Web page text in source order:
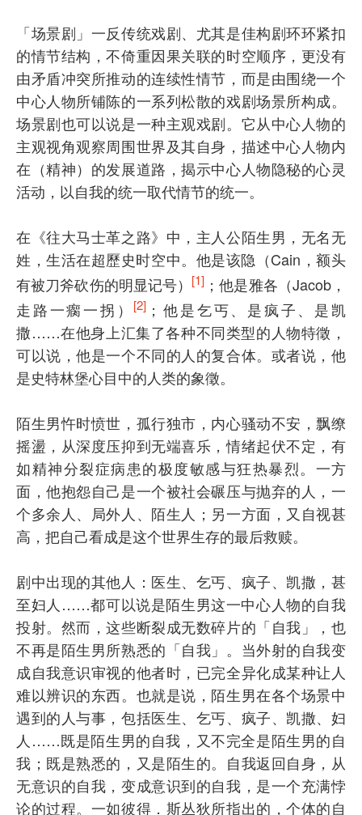
「场景剧」一反传统戏剧、尤其是佳构剧环环紧扣
的情节结构，不倚重因果关联的时空顺序，更没有
由矛盾冲突所推动的连续性情节，而是由围绕一个
中心人物所铺陈的一系列松散的戏剧场景所构成。
场景剧也可以说是一种主观戏剧。它从中心人物的
主观视角观察周围世界及其自身，描述中心人物内
在（精神）的发展道路，揭示中心人物隐秘的心灵
活动，以自我的统一取代情节的统一。
在《往大马士革之路》中，主人公陌生男，无名无
姓，生活在超歷史时空中。他是该隐（Cain，额头
有被刀斧砍伤的明显记号） [1] ；他是雅各（Jacob，
走路一瘸一拐）
[2] ；他是乞丐、是疯子、是凯
撒……在他身上汇集了各种不同类型的人物特徵，
可以说，他是一个不同的人的复合体。或者说，他
是史特林堡心目中的人类的象徵。
陌生男忤时愤世，孤行独市，内心骚动不安，飘缭
摇盪，从深度压抑到无端喜乐，情绪起伏不定，有
如精神分裂症病患的极度敏感与狂热暴烈。一方
面，他抱怨自己是一个被社会碾压与抛弃的人，一
个多余人、局外人、陌生人；另一方面，又自视甚
高，把自己看成是这个世界生存的最后救赎。
剧中出现的其他人：医生、乞丐、疯子、凯撒，甚
至妇人……都可以说是陌生男这一中心人物的自我
投射。然而，这些断裂成无数碎片的「自我」，也
不再是陌生男所熟悉的「自我」。当外射的自我变
成自我意识审视的他者时，已完全异化成某种让人
难以辨识的东西。也就是说，陌生男在各个场景中
遇到的人与事，包括医生、乞丐、疯子、凯撒、妇
人……既是陌生男的自我，又不完全是陌生男的自
我；既是熟悉的，又是陌生的。自我返回自身，从
无意识的自我，变成意识到的自我，是一个充满悖
论的过程。一如彼得．斯丛狄所指出的，个体的自